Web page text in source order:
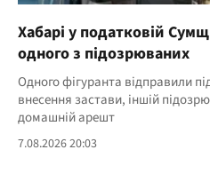
Хабарі у податковій
одного з підозрюваних
Одного фігуранта відправили
внесення застави, іншій
домашній арешт
7.08.2026 20:03